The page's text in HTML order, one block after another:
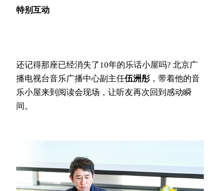
特别互动
还记得那座已经消失了10年的乐话小屋吗? 北京广
播电视台音乐广播中心副主任伍洲彤，带着他的音
乐小屋来到阅读会现场，让听友再次回到感动瞬
间。